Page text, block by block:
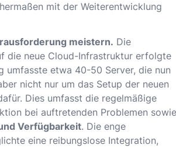
mit der Weiterentwicklung
meistern. Die
die neue Cloud-Infrastruktur erfolgte
umfasste etwa 40-50 Server, die nun
nicht nur um das Setup der neuen
Dies umfasst die regelmäßige
bei auftretenden Problemen sowie
Verfügbarkeit. Die enge
eine reibungslose Integration,